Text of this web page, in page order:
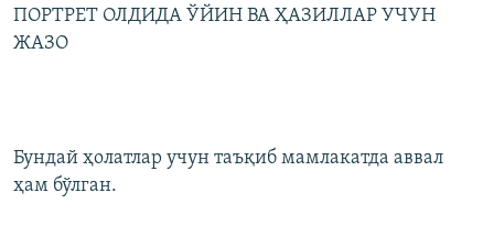
ПОРТРЕТ ОЛДИДА ЎЙИН ВА ҲАЗИЛЛАР УЧУН
ЖАЗО
Бундай ҳолатлар учун таъқиб мамлакатда аввал
ҳам бўлган.